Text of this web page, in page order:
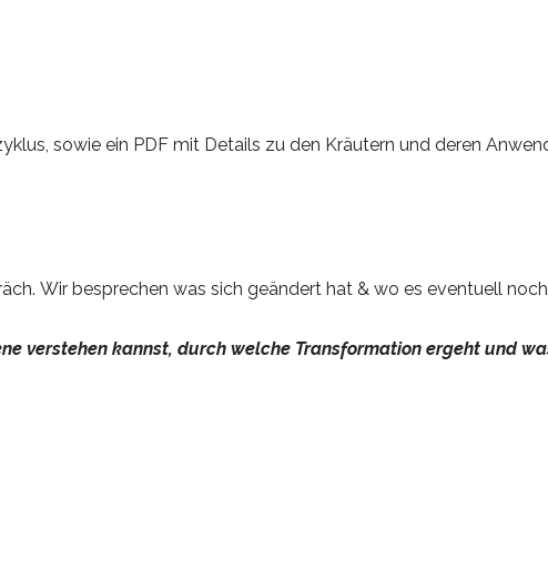
sowie ein PDF mit Details zu den Kräutern und deren
Wir besprechen was sich geändert hat & wo es eventuell
verstehen kannst, durch welche Transformation ergeht und